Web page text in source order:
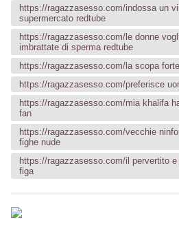
https://ragazzasesso.com/indossa un
supermercato redtube
https://ragazzasesso.com/le donne
imbrattate di sperma redtube
https://ragazzasesso.com/la scopa
https://ragazzasesso.com/preferisce
https://ragazzasesso.com/mia khalifa
fan
https://ragazzasesso.com/vecchie
fighe nude
https://ragazzasesso.com/il pervertito
figa